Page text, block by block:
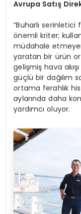
Avrupa Satış
“Buharlı
önemli kriter;
müdahale
yaratan bir ürün
gelişmiş hava
güçlü bir dağılım
ortama ferahlık
aylarında daha
yardımcı oluyor.